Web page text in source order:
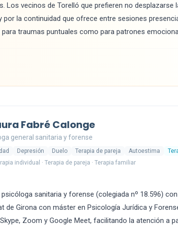
Los vecinos de Torelló que prefieren no desplazarse
por la continuidad que ofrece entre sesiones
traumas puntuales como para patrones
Fabré Calonge
general sanitaria y forense
Depresión Duelo Terapia de pareja Autoestima
individual · Terapia de pareja · Terapia familiar
sanitaria y forense (colegiada nº 18.596)
de Girona con máster en Psicología Jurídica y
Zoom y Google Meet, facilitando la atención a